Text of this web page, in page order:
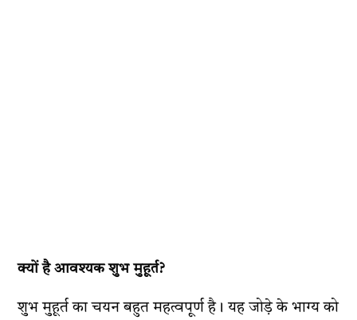
क्यों है आवश्यक शुभ मुहूर्त?
शुभ मुहूर्त का चयन बहुत महत्वपूर्ण है। यह जोड़े के भाग्य को